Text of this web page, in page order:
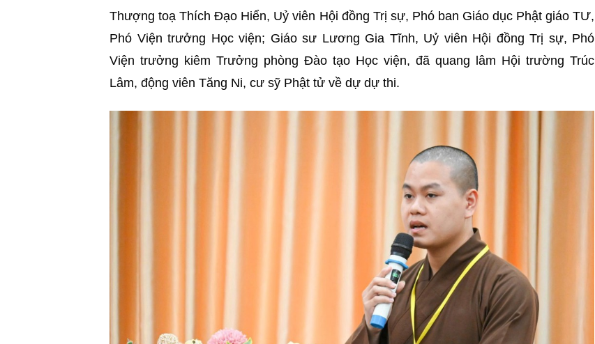
Thượng toạ Thích Đạo Hiển, Uỷ viên Hội đồng Trị sự, Phó ban Giáo dục Phật giáo TƯ,
Phó Viện trưởng Học viện; Giáo sư Lương Gia Tĩnh, Uỷ viên Hội đồng Trị sự, Phó
Viện trưởng kiêm Trưởng phòng Đào tạo Học viện, đã quang lâm Hội trường Trúc
Lâm, động viên Tăng Ni, cư sỹ Phật tử về dự dự thi.